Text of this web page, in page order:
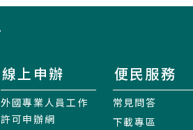
線上申辦
外國專業人員工作
許可申辦網
便民服務
常見問答
下載專區